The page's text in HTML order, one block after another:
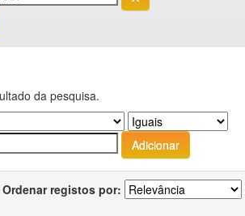
da pesquisa.
Ordenar registos por: